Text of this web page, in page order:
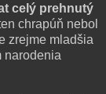
celý prehnutý
chrapúň nebol
zrejme mladšia
narodenia